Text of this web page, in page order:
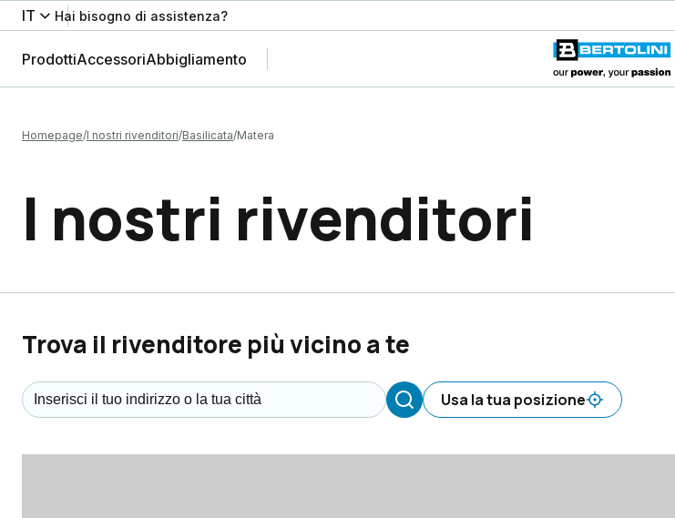
IT Hai bisogno di assistenza?
ProdottiAccessoriAbbigliamento
Homepage I nostri rivenditori Basilicata Matera
I nostri rivenditori
Trova il rivenditore più vicino a te
Usa la tua posizione